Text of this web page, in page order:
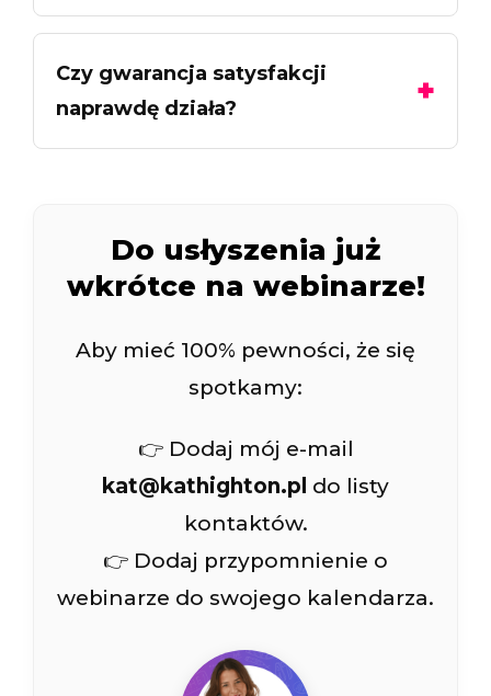
Czy gwarancja satysfakcji
naprawdę działa?
Do usłyszenia już
wkrótce na webinarze!
Aby mieć 100% pewności, że się
spotkamy:
👉 Dodaj mój e-mail
kat@kathighton.pl do listy
kontaktów.
👉 Dodaj przypomnienie o
webinarze do swojego kalendarza.